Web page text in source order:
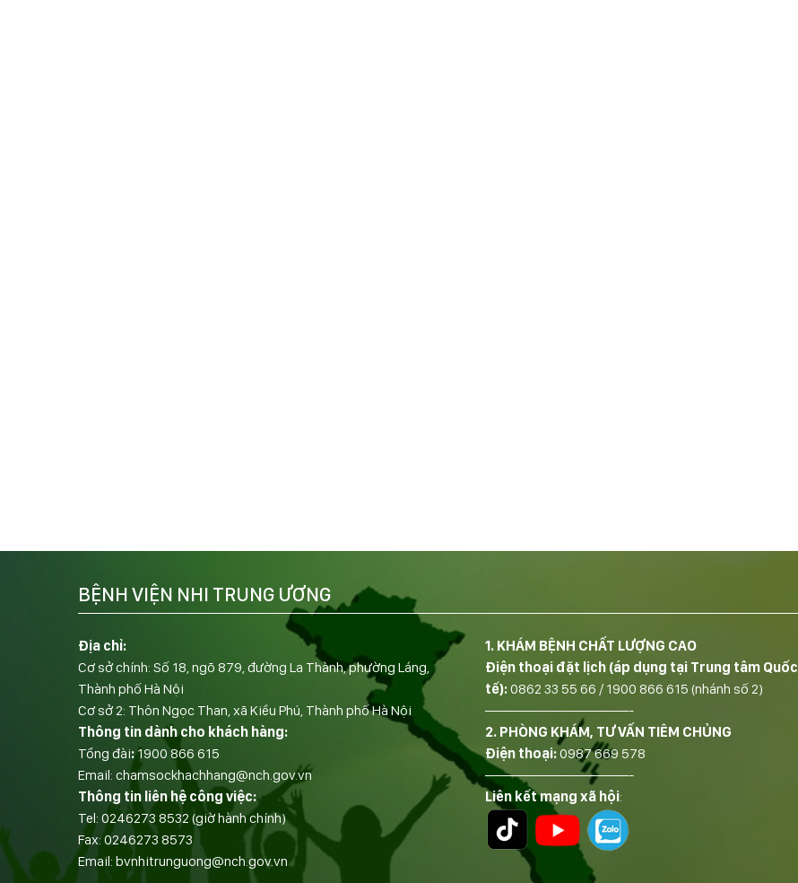
Địa chỉ:
Cơ sở chính: Số 18, ngõ 879, đường La Thành, phường Láng,
Thành phố Hà Nội
Cơ sở 2: Thôn Ngọc Than, xã Kiều Phú, Thành phố Hà Nội
Thông tin dành cho khách hàng:
Tổng đài:1900 866 615
Email: chamsockhachhang@nch.gov.vn
Thông tin liên hệ công việc:
Tel: 0246273 8532 (giờ hành chính)
Fax:0246273 8573
Email: bvnhitrunguong@nch.gov.vn
1. KHÁM BỆNH CHẤT LƯỢNG CAO
Điện thoại đặt lịch (áp dụng tại Trung tâm Quốc
tế):0862 33 55 66 / 1900 866 615 (nhánh số 2)
——————————-
2. PHÒNG KHÁM, TƯ VẤN TIÊM CHỦNG
Điện thoại:0987 669 578
——————————-
Liên kết mạng xã hội:
BỆNH VIỆN NHI TRUNG ƯƠNG